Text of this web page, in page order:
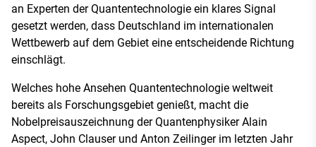
an Experten der Quantentechnologie ein klares Signal
gesetzt werden, dass Deutschland im internationalen
Wettbewerb auf dem Gebiet eine entscheidende Richtung
einschlägt.
Welches hohe Ansehen Quantentechnologie weltweit
bereits als Forschungsgebiet genießt, macht die
Nobelpreisauszeichnung der Quantenphysiker Alain
Aspect, John Clauser und Anton Zeilinger im letzten Jahr